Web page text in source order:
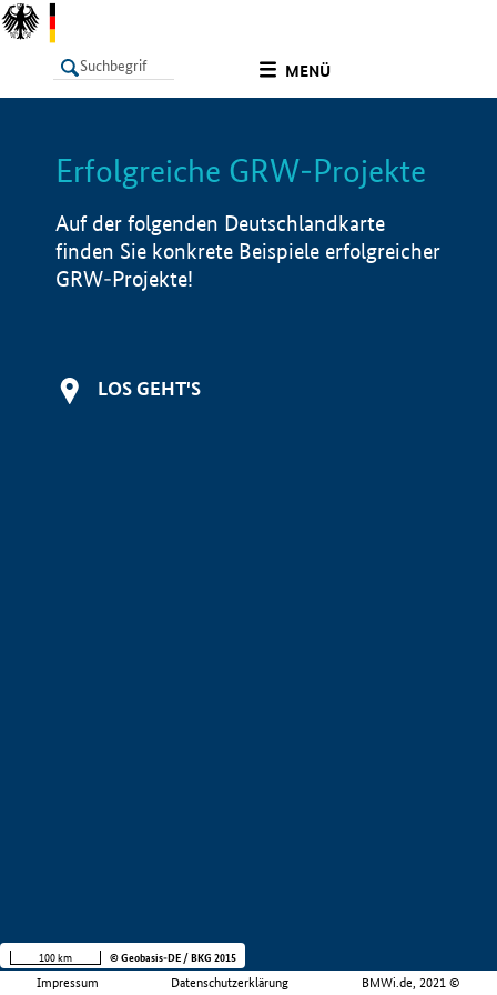
MENÜ
LISTE Info
Erfolgreiche GRW-Projekte
Auf der folgenden Deutschlandkarte
finden Sie konkrete Beispiele erfolgreicher
GRW-Projekte!
LOS GEHT'S
Impressum Datenschutzerklärung BMWi.de, 2021 ©
100 km © Geobasis-DE / BKG 2015